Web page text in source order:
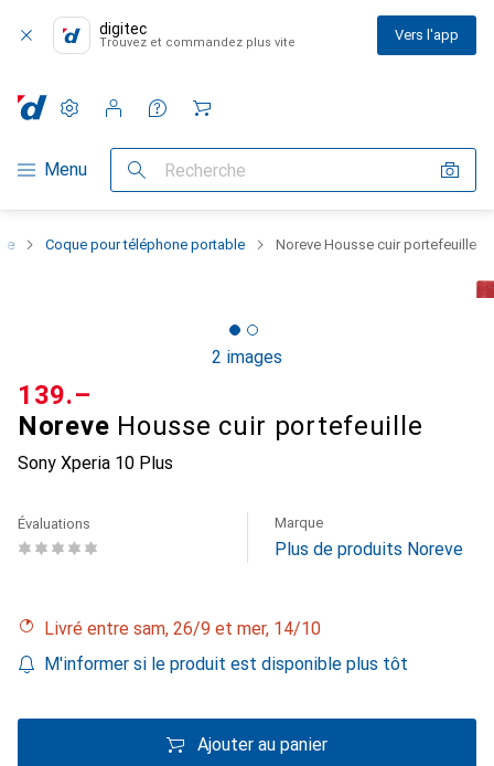
digitec
Trouvez et commandez plus vite Vers l'app
Navigation par catégorie
Menu Recherche
Paramètres
Compte client
Listes de comparaison
Listes d'envies
Panier
Coque pour téléphone portable Noreve Housse cuir portefeuille
2 images
Noreve Housse cuir portefeuille
Sony Xperia 10 Plus
CHF
139.–
Évaluations Marque
Plus de produits Noreve
Livré entre sam, 26/9 et mer, 14/10
M'informer si le produit est disponible plus tôt
Ajouter au panier